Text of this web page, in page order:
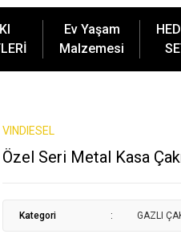
Ev Yaşam
Malzemesi
VINDIESEL
Özel Seri Metal Kasa
Kategori GAZLI